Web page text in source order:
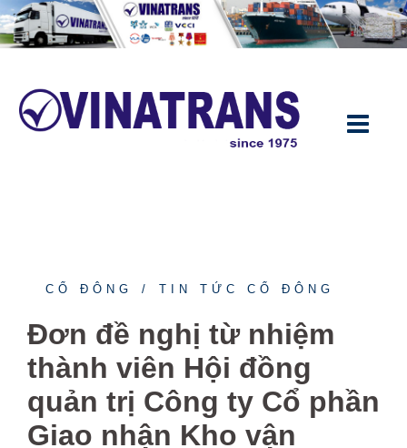
Chuyển
đến
CỔ ĐÔNG TIN TỨC CỔ ĐÔNG
Đơn đề nghị từ nhiệm
thành viên Hội đồng
quản trị Công ty Cổ phần
Giao nhận Kho vận